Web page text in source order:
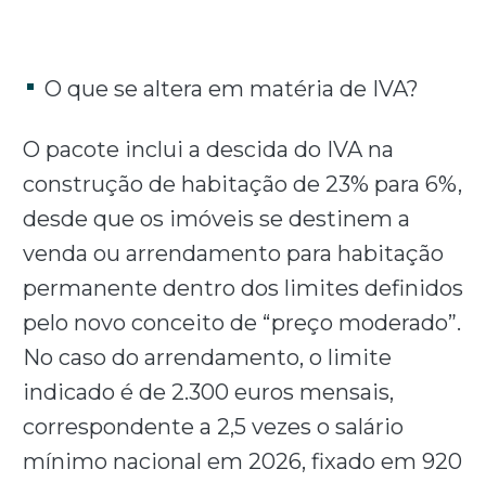
O que se altera em matéria de IVA?
O pacote inclui a descida do IVA na
construção de habitação de 23% para 6%,
desde que os imóveis se destinem a
venda ou arrendamento para habitação
permanente dentro dos limites definidos
pelo novo conceito de “preço moderado”.
No caso do arrendamento, o limite
indicado é de 2.300 euros mensais,
correspondente a 2,5 vezes o salário
mínimo nacional em 2026, fixado em 920